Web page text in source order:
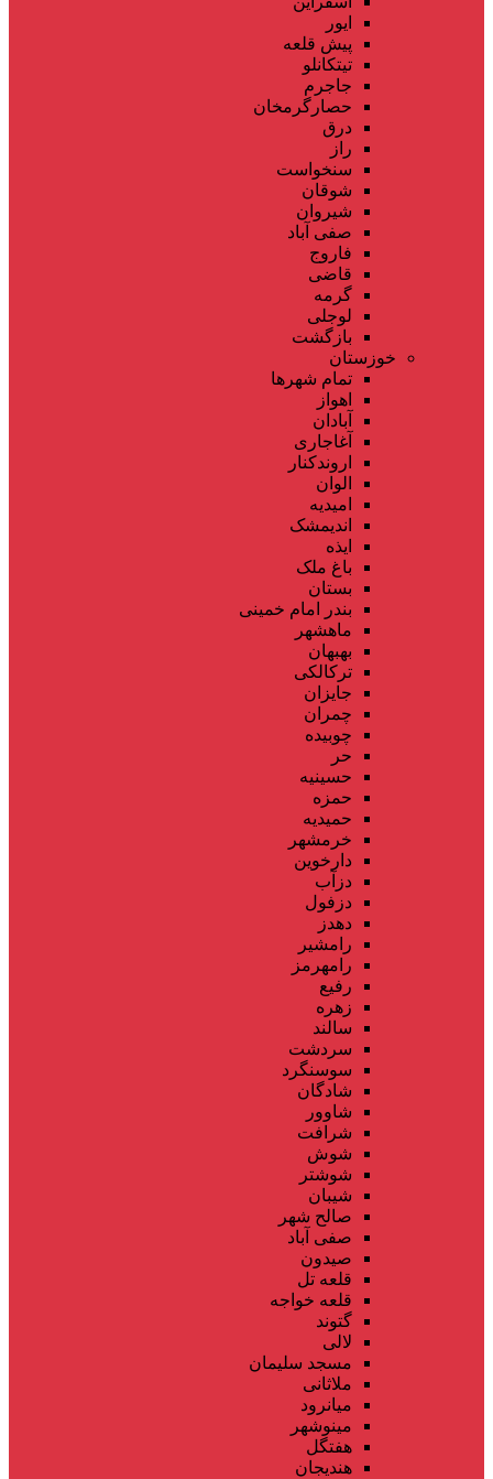
ایور
پیش قلعه
تیتکانلو
جاجرم
حصارگرمخان
درق
راز
سنخواست
شوقان
شیروان
صفی آباد
فاروج
قاضی
گرمه
لوجلی
بازگشت
خوزستان
تمام شهر‌ها
اهواز
آبادان
آغاجاری
اروندکنار
الوان
امیدیه
اندیمشک
ایذه
باغ ملک
بستان
بندر امام خمینی
ماهشهر
بهبهان
ترکالکی
جایزان
چمران
چوبیده
حر
حسینیه
حمزه
حمیدیه
خرمشهر
دارخوین
دزآب
دزفول
دهدز
رامشیر
رامهرمز
رفیع
زهره
سالند
سردشت
سوسنگرد
شادگان
شاوور
شرافت
شوش
شوشتر
شیبان
صالح شهر
صفی آباد
صیدون
قلعه تل
قلعه خواجه
گتوند
لالی
مسجد سلیمان
ملاثانی
میانرود
مینوشهر
هفتگل
هندیجان